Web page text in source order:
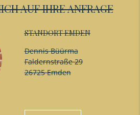
AUF IHRE ANFRAGE
STANDORT EMDEN
Dennis Büürma
Faldernstraße 29
26725 Emden